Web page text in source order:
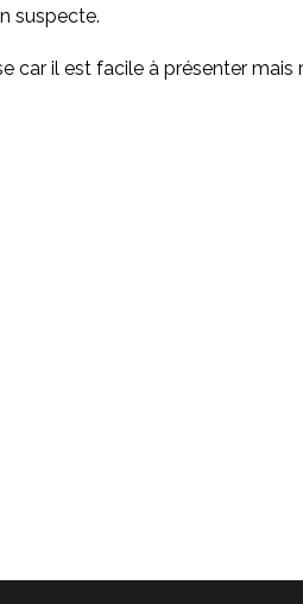
suspecte.
car il est facile à présenter